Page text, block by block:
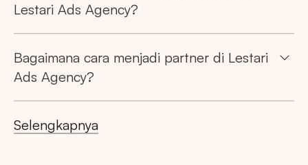
Market populer
DKI JAKARTA
Lestari Ads Agency?
Bagaimana cara menjadi partner di Lestari
Ads Agency?
Selengkapnya